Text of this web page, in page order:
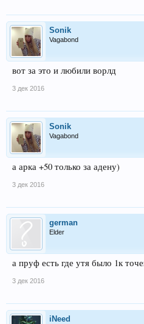
Sonik
Vagabond
вот за это и любили ворлд
3 дек 2016
Sonik
Vagabond
а арка +50 только за адену)
3 дек 2016
german
Elder
а пруф есть где утя было 1к
3 дек 2016
iNeed